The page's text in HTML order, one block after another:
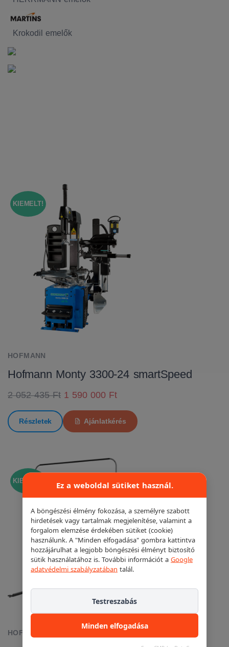
Krokodil emelők
KIEMELT!
HOFMANN
Hofmann Monty 3300-24 smartSpeed
2 052 435 Ft 1 590 000 Ft
Részletek Ajánlatkérés
KIEMELT!
HOFMANN
Ez a weboldal sütiket használ.
A böngészési élmény fokozása, a személyre szabott
hirdetések vagy tartalmak megjelenítése, valamint a
forgalom elemzése érdekében sütiket (cookie)
használunk. A "Minden elfogadása" gombra kattintva
hozzájárulhat a legjobb böngészési élményt biztosító
sütik használatához is. További információt a Google
adatvédelmi szabályzatában talál.
Minden elfogadása
Testreszabás